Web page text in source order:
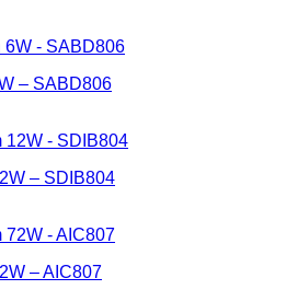
– SABD806
– SDIB804
– AIC807